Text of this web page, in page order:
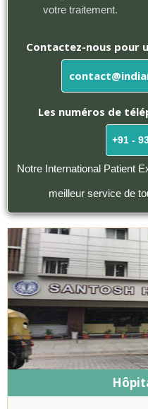
votre traitement.
Contactez-nous pour
Les numéros de
+91 -
Notre International Patient
meilleur service de